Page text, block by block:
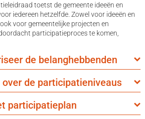
toetst de gemeente ideeën en
iedereen hetzelfde. Zowel voor ideeën en
voor gemeentelijke projecten en
participatieproces te komen,
de belanghebbenden
over de participatieniveaus
participatieplan